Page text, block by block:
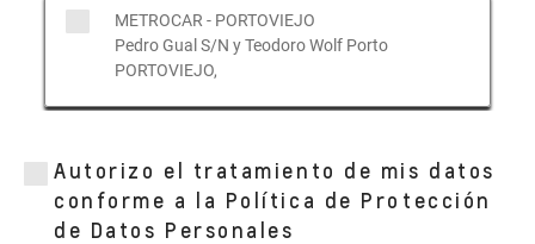
METROCAR - PORTOVIEJO
Pedro Gual S/N y Teodoro Wolf Porto
PORTOVIEJO,
Av. Interoceánica km 13 y Gonzalez Suárez
diagonal gasolinera Puma
Autorizo el tratamiento de mis datos
conforme a la Política de Protección
de Datos Personales